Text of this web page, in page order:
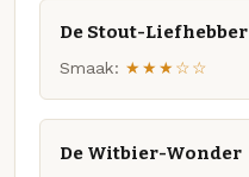
De Stout-Liefhebber
Smaak: ★★★☆☆
De Witbier-Wonder